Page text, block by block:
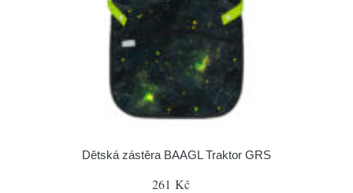
Dětská zástěra BAAGL Traktor GRS
261 Kč